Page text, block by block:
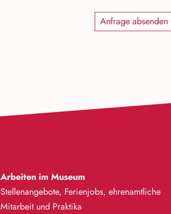
Arbeiten im Museum
Stellenangebote, Ferienjobs, ehrenamtliche
Mitarbeit und Praktika